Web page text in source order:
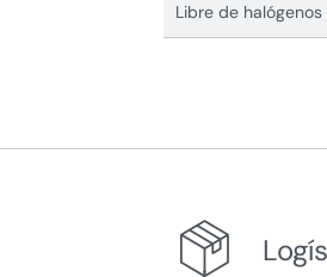
Libre de halógenos